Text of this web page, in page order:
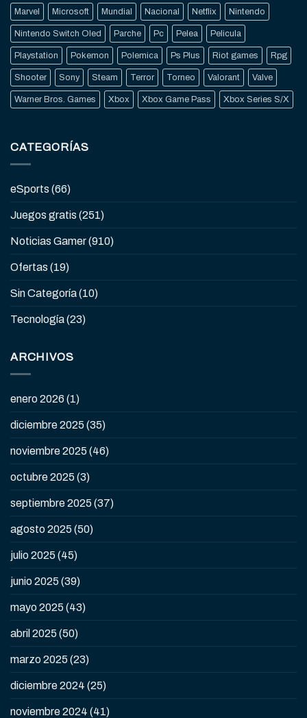
Marvel Microsoft Mundial Nacional Netflix Nintendo
Nintendo Switch Oled Parche Pc Pelea Pelicula
Playstation Pokemon Polemica Ps Plus Riot games Rpg
Shooter Sony Steam Terror Torneo Valorant Valve
Warner Bros. Games Xbox Xbox Game Pass Xbox Series S/X
CATEGORÍAS
eSports (66)
Juegos gratis (251)
Noticias Gamer(910)
Ofertas (19)
Sin Categoría(10)
Tecnología(23)
ARCHIVOS
enero 2026 (1)
diciembre 2025 (35)
noviembre 2025 (46)
octubre 2025 (3)
septiembre 2025 (37)
agosto 2025 (50)
julio 2025 (45)
junio 2025 (39)
mayo 2025 (43)
abril 2025 (50)
marzo 2025 (23)
diciembre 2024 (25)
noviembre 2024 (41)